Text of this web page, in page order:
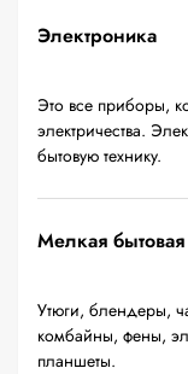
Электроника
Это все приборы,
электричества.
бытовую технику.
Мелкая бытовая
Утюги, блендеры,
комбайны, фены,
планшеты.